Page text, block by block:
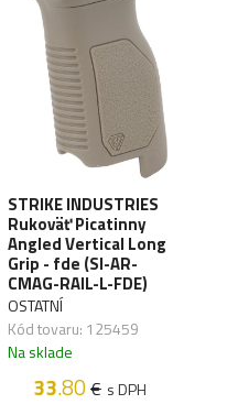
STRIKE INDUSTRIES
Rukoväť Picatinny
Angled Vertical Long
Grip - fde (SI-AR-
CMAG-RAIL-L-FDE)
OSTATNÍ
Kód tovaru: 125459
Na sklade
33.80€ s DPH